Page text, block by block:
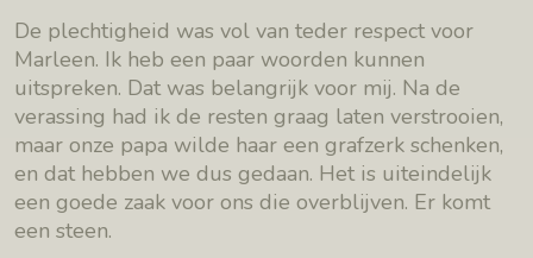
De plechtigheid was vol van teder respect voor
Marleen. Ik heb een paar woorden kunnen
uitspreken. Dat was belangrijk voor mij. Na de
verassing had ik de resten graag laten verstrooien,
maar onze papa wilde haar een grafzerk schenken,
en dat hebben we dus gedaan. Het is uiteindelijk
een goede zaak voor ons die overblijven. Er komt
een steen.